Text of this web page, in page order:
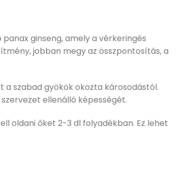
ginseng, amely a vérkeringés
jobban megy az összpontosítás, a
szabad gyökök okozta károsodástól.
ellenálló képességét.
oldani őket 2-3 dl folyadékban. Ez lehet